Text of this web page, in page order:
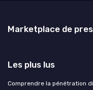
Marketplace de
Les plus lus
Comprendre la pénétration